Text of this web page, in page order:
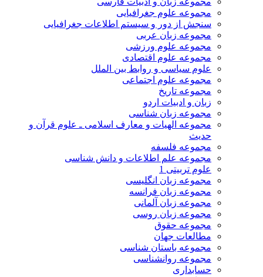
مجموعه علوم جغرافیایی
سنجش از دور و سیستم اطلاعات جغرافیایی
مجموعه زبان عربی
مجموعه علوم ورزشی
مجموعه علوم اقتصادی
علوم سیاسی و روابط بین الملل
مجموعه علوم اجتماعی
مجموعه تاریخ
زبان و ادبیات اردو
مجموعه زبان شناسی
مجموعه الهیات و معارف اسلامی ـ علوم قرآن و
حدیث
مجموعه فلسفه
مجموعه علم اطلاعات و دانش شناسی
علوم تربیتی 1
مجموعه زبان انگلیسی
مجموعه زبان فرانسه
مجموعه زبان آلمانی
مجموعه زبان روسی
مجموعه حقوق
مطالعات جهان
مجموعه باستان شناسی
مجموعه روانشناسی
حسابداری